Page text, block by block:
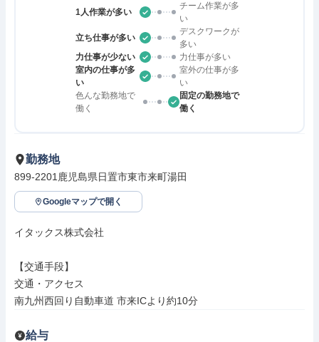
1人作業が多い
チーム作業が多
い
立ち仕事が多い
デスクワークが
多い
力仕事が少ない
力仕事が多い
室内の仕事が多
い
室外の仕事が多
い
色んな勤務地で
働く
固定の勤務地で
働く
勤務地
899-2201鹿児島県日置市東市来町湯田
Googleマップで開く
イタックス株式会社
【交通手段】
交通・アクセス
南九州西回り自動車道 市来ICより約10分
給与